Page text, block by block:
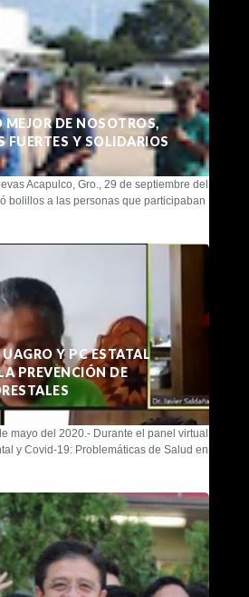
MEJOR DE NOSOTROS,
FUERTES Y SOLIDARIOS
Acapulco, Gro., 29 de septiembre del
bolillos a las personas que participaban
Y PC ESTATAL
PREVENCIÓN DE
mayo del 2020.- Durante el panel virtual
y Covid-19: Problemáticas de Salud en